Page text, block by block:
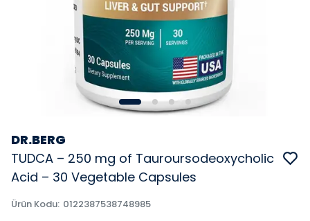
DR.BERG
TUDCA – 250 mg of Tauroursodeoxycholic
Acid – 30 Vegetable Capsules
Ürün Kodu: 0122387538748985